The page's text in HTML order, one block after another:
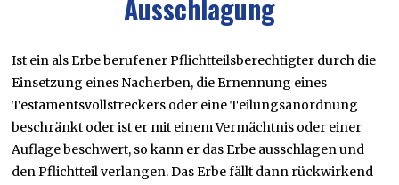
Ausschlagung
Ist ein als Erbe berufener Pflichtteilsberechtigter durch die
Einsetzung eines Nacherben, die Ernennung eines
Testamentsvollstreckers oder eine Teilungsanordnung
beschränkt oder ist er mit einem Vermächtnis oder einer
Auflage beschwert, so kann er das Erbe ausschlagen und
den Pflichtteil verlangen. Das Erbe fällt dann rückwirkend